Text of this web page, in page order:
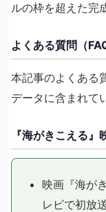
ルの枠を超えた完
よくある質問（
本記事のよくある
データに含まれて
『海がきこえる
映画『海が
レビで初放